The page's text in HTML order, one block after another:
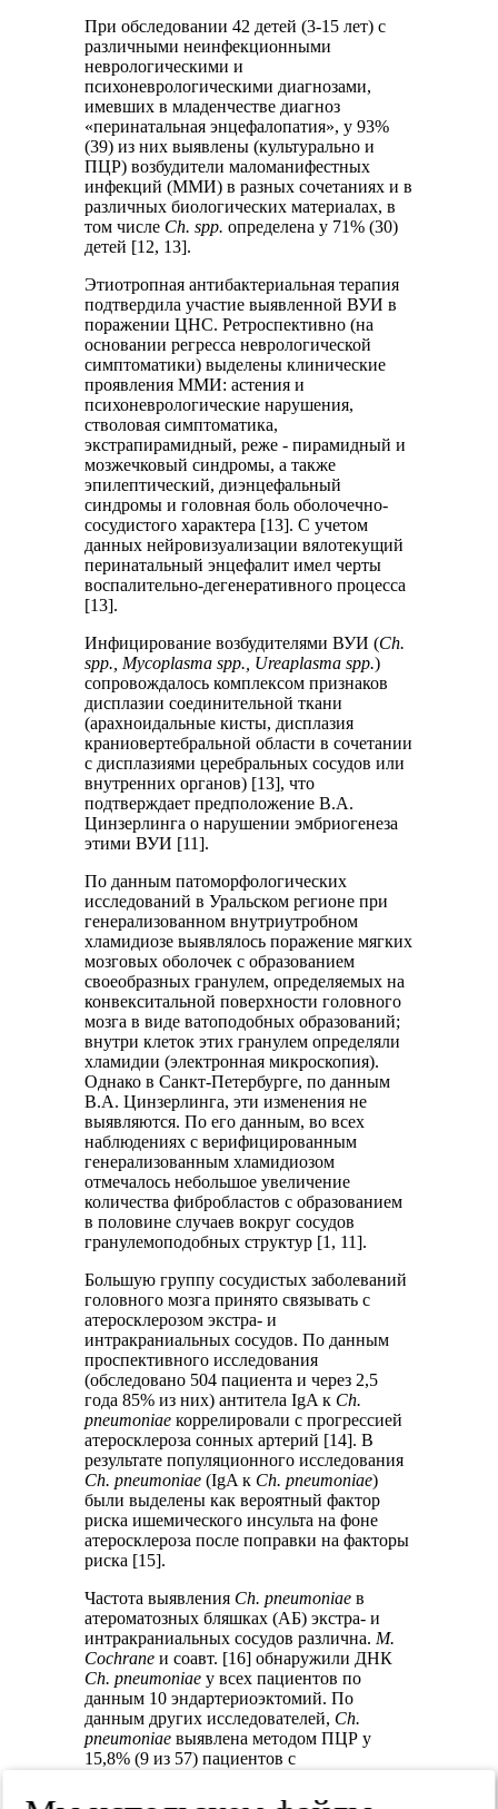
При обследовании 42 детей (3-15 лет) с
различными неинфекционными
неврологическими и
психоневрологическими диагнозами,
имевших в младенчестве диагноз
«перинатальная энцефалопатия», у 93%
(39) из них выявлены (культурально и
ПЦР) возбудители маломанифестных
инфекций (ММИ) в разных сочетаниях и в
различных биологических материалах, в
том числе Ch. spp. определена у 71% (30)
детей [12, 13].
Этиотропная антибактериальная терапия
подтвердила участие выявленной ВУИ в
поражении ЦНС. Ретроспективно (на
основании регресса неврологической
симптоматики) выделены клинические
проявления ММИ: астения и
психоневрологические нарушения,
стволовая симптоматика,
экстрапирамидный, реже - пирамидный и
мозжечковый синдромы, а также
эпилептический, диэнцефальный
синдромы и головная боль оболочечно-
сосудистого характера [13]. С учетом
данных нейровизуализации вялотекущий
перинатальный энцефалит имел черты
воспалительно-дегенеративного процесса
[13].
Инфицирование возбудителями ВУИ (Ch.
spp., Mycoplasma spp., Ureaplasma spp.)
сопровождалось комплексом признаков
дисплазии соединительной ткани
(арахноидальные кисты, дисплазия
краниовертебральной области в сочетании
с дисплазиями церебральных сосудов или
внутренних органов) [13], что
подтверждает предположение В.А.
Цинзерлинга о нарушении эмбриогенеза
этими ВУИ [11].
По данным патоморфологических
исследований в Уральском регионе при
генерализованном внутриутробном
хламидиозе выявлялось поражение мягких
мозговых оболочек с образованием
своеобразных гранулем, определяемых на
конвекситальной поверхности головного
мозга в виде ватоподобных образований;
внутри клеток этих гранулем определяли
хламидии (электронная микроскопия).
Однако в Санкт-Петербурге, по данным
В.А. Цинзерлинга, эти изменения не
выявляются. По его данным, во всех
наблюдениях с верифицированным
генерализованным хламидиозом
отмечалось небольшое увеличение
количества фибробластов с образованием
в половине случаев вокруг сосудов
гранулемоподобных структур [1, 11].
Большую группу сосудистых заболеваний
головного мозга принято связывать с
атеросклерозом экстра- и
интракраниальных сосудов. По данным
проспективного исследования
(обследовано 504 пациента и через 2,5
года 85% из них) антитела IgA к Сh.
рneumoniae коррелировали с прогрессией
атеросклероза сонных артерий [14]. В
результате популяционного исследования
Сh. рneumoniae (IgA к Сh. рneumoniae)
были выделены как вероятный фактор
риска ишемического инсульта на фоне
атеросклероза после поправки на факторы
риска [15].
Частота выявления Сh. рneumoniae в
атероматозных бляшках (АБ) экстра- и
интракраниальных сосудов различна. М.
Cochrane и соавт. [16] обнаружили ДНК
Сh. рneumoniae у всех пациентов по
данным 10 эндартериоэктомий. По
данным других исследователей, Сh.
рneumoniae выявлена методом ПЦР у
15,8% (9 из 57) пациентов с
цереброваскулярной патологии и лишь у